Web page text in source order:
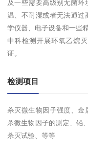
及一些需要高级别无菌
温、不耐湿或者无法通过
学仪器、电子设备和一些
中科检测开展环氧乙烷
证。
检测项目
杀灭微生物因子强度、金
杀微生物因子的测定、铅
杀灭试验、等等